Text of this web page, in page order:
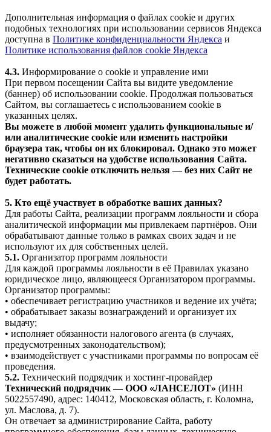
Дополнительная информация о файлах cookie и других
подобных технологиях при использовании сервисов Яндекса
доступна в Политике конфиденциальности Яндекса и
Политике использования файлов cookie Яндекса
4.3. Информирование о cookie и управление ими
При первом посещении Сайта вы видите уведомление
(баннер) об использовании cookie. Продолжая пользоваться
Сайтом, вы соглашаетесь с использованием cookie в
указанных целях.
Вы можете в любой момент удалить функциональные и/
или аналитические cookie или изменить настройки
браузера так, чтобы он их блокировал. Однако это может
негативно сказаться на удобстве использования Сайта.
Технические cookie отключить нельзя — без них Сайт не
будет работать.
5. Кто ещё участвует в обработке ваших данных?
Для работы Сайта, реализации программ лояльности и сбора
аналитической информации мы привлекаем партнёров. Они
обрабатывают данные только в рамках своих задач и не
используют их для собственных целей.
5.1. Организатор программ лояльности
Для каждой программы лояльности в её Правилах указано
юридическое лицо, являющееся Организатором программы.
Организатор программы:
• обеспечивает регистрацию участников и ведение их учёта;
• обрабатывает заказы вознаграждений и организует их
выдачу;
• исполняет обязанности налогового агента (в случаях,
предусмотренных законодательством);
• взаимодействует с участниками программы по вопросам её
проведения.
5.2. Технический подрядчик и хостинг-провайдер
Технический подрядчик — ООО «ЛАНСЕЛОТ» (ИНН
5022557490, адрес: 140412, Московская область, г. Коломна,
ул. Маслова, д. 7).
Он отвечает за администрирование Сайта, работу